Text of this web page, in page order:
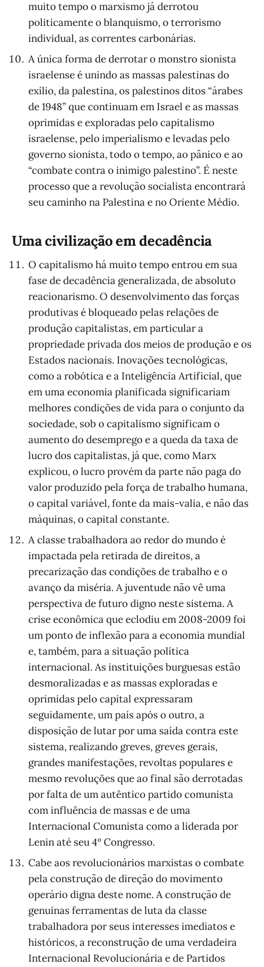
muito tempo o marxismo já derrotou
politicamente o blanquismo, o terrorismo
individual, as correntes carbonárias.
A única forma de derrotar o monstro sionista
israelense é unindo as massas palestinas do
exílio, da palestina, os palestinos ditos “árabes
de 1948” que continuam em Israel e as massas
oprimidas e exploradas pelo capitalismo
israelense, pelo imperialismo e levadas pelo
governo sionista, todo o tempo, ao pânico e ao
“combate contra o inimigo palestino”. É neste
processo que a revolução socialista encontrará
seu caminho na Palestina e no Oriente Médio.
Uma civilização em decadência
O capitalismo há muito tempo entrou em sua
fase de decadência generalizada, de absoluto
reacionarismo. O desenvolvimento das forças
produtivas é bloqueado pelas relações de
produção capitalistas, em particular a
propriedade privada dos meios de produção e os
Estados nacionais. Inovações tecnológicas,
como a robótica e a Inteligência Artificial, que
em uma economia planificada significariam
melhores condições de vida para o conjunto da
sociedade, sob o capitalismo significam o
aumento do desemprego e a queda da taxa de
lucro dos capitalistas, já que, como Marx
explicou, o lucro provém da parte não paga do
valor produzido pela força de trabalho humana,
o capital variável, fonte da mais-valia, e não das
máquinas, o capital constante.
A classe trabalhadora ao redor do mundo é
impactada pela retirada de direitos, a
precarização das condições de trabalho e o
avanço da miséria. A juventude não vê uma
perspectiva de futuro digno neste sistema. A
crise econômica que eclodiu em 2008-2009 foi
um ponto de inflexão para a economia mundial
e, também, para a situação política
internacional. As instituições burguesas estão
desmoralizadas e as massas exploradas e
oprimidas pelo capital expressaram
seguidamente, um país após o outro, a
disposição de lutar por uma saída contra este
sistema, realizando greves, greves gerais,
grandes manifestações, revoltas populares e
mesmo revoluções que ao final são derrotadas
por falta de um autêntico partido comunista
com influência de massas e de uma
Internacional Comunista como a liderada por
Lenin até seu 4º Congresso.
Cabe aos revolucionários marxistas o combate
pela construção de direção do movimento
operário digna deste nome. A construção de
genuínas ferramentas de luta da classe
trabalhadora por seus interesses imediatos e
históricos, a reconstrução de uma verdadeira
Internacional Revolucionária e de Partidos